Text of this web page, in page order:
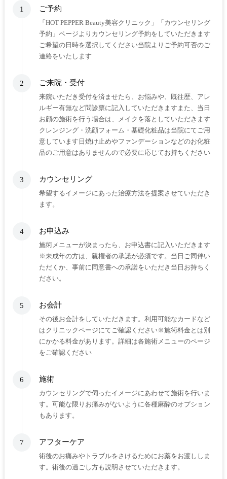
1 ご予約
「HOT PEPPER Beauty美容クリニック」「カウンセリング
予約」ページよりカウンセリング予約をしていただきます
ご希望の日時を選択してください当院よりご予約可否のご
連絡をいたします
2 ご来院・受付
来院いただき受付を済ませたら、お悩みや、既往歴、アレ
ルギー有無など問診票に記入していただきますまた、当日
お顔の施術を行う場合は、メイクを落としていただきます
クレンジング・洗顔フォーム・基礎化粧品は当院にてご用
意しています日焼け止めやファンデーションなどのお化粧
品のご用意はありませんので必要に応じてお持ちください
3 カウンセリング
希望するイメージにあった治療方法を提案させていただき
ます。
4 お申込み
施術メニューが決まったら、お申込書に記入いただきます
※未成年の方は、親権者の承諾が必須です。当日ご同伴い
ただくか、事前に同意書への承諾をいただき当日お持ちく
ださい。
5 お会計
その後お会計をしていただきます。利用可能なカードなど
はクリニックページにてご確認ください※施術料金とは別
にかかる料金があります。詳細は各施術メニューのページ
をご確認ください
6 施術
カウンセリングで伺ったイメージにあわせて施術を行いま
す。可能な限りお痛みがないように各種麻酔のオプション
もあります。
7 アフターケア
術後のお痛みやトラブルをさけるためにお薬をお渡ししま
す。術後の過ごし方も説明させていただきます。